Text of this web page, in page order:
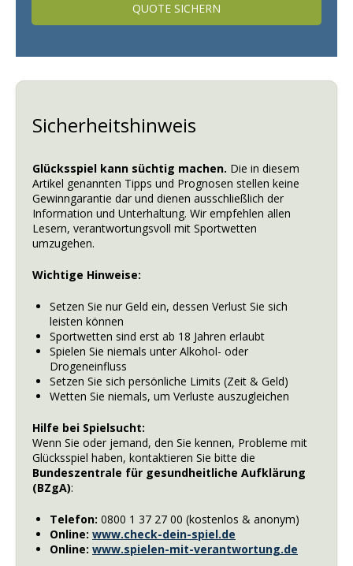
QUOTE SICHERN
Sicherheitshinweis
Glücksspiel kann süchtig machen. Die in diesem
Artikel genannten Tipps und Prognosen stellen keine
Gewinngarantie dar und dienen ausschließlich der
Information und Unterhaltung. Wir empfehlen allen
Lesern, verantwortungsvoll mit Sportwetten
umzugehen.
Wichtige Hinweise:
Setzen Sie nur Geld ein, dessen Verlust Sie sich
leisten können
Sportwetten sind erst ab 18 Jahren erlaubt
Spielen Sie niemals unter Alkohol- oder
Drogeneinfluss
Setzen Sie sich persönliche Limits (Zeit & Geld)
Wetten Sie niemals, um Verluste auszugleichen
Hilfe bei Spielsucht:
Wenn Sie oder jemand, den Sie kennen, Probleme mit
Glücksspiel haben, kontaktieren Sie bitte die
Bundeszentrale für gesundheitliche Aufklärung
(BZgA):
Telefon: 0800 1 37 27 00 (kostenlos & anonym)
Online: www.check-dein-spiel.de
Online: www.spielen-mit-verantwortung.de